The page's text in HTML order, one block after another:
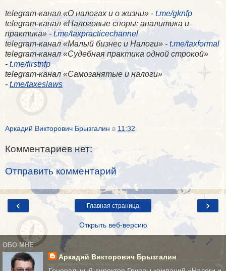
telegram-канал «О налогах и о жизни» - t.me/gknfp
telegram-канал «Налоговые споры: аналитика и
практика» -t.me/taxpracticechannel
telegram-канал «Малый бизнес и Налоги» - t.me/taxformal
telegram-канал «​Судебная практика одной строкой»
- t.me/firstnfp
telegram-канал «​Самозанятые и налоги»
- t.me/taxeslaws
Аркадий Викторович Брызгалин в 11:32
Комментариев нет:
Отправить комментарий
‹ ›
Главная страница
Открыть веб-версию
ОБО МНЕ
Аркадий Викторович Брызгалин